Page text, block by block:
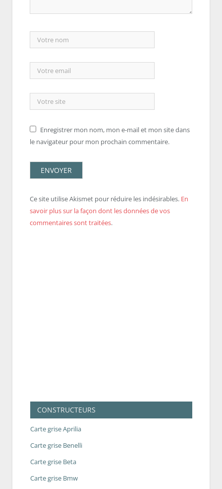
Enregistrer mon nom, mon e-mail et mon site dans
le navigateur pour mon prochain commentaire.
Ce site utilise Akismet pour réduire les indésirables. En
savoir plus sur la façon dont les données de vos
commentaires sont traitées.
CONSTRUCTEURS
Carte grise Aprilia
Carte grise Benelli
Carte grise Beta
Carte grise Bmw